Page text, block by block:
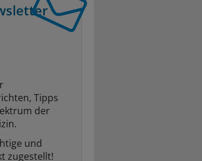
Tipps
der
und
zugestellt!